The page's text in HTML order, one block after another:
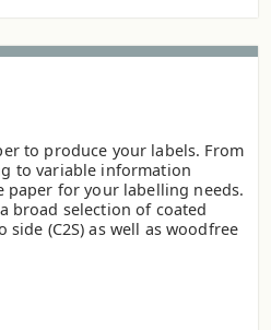
to produce your labels. From
to variable information
paper for your labelling needs.
broad selection of coated
side (C2S) as well as woodfree